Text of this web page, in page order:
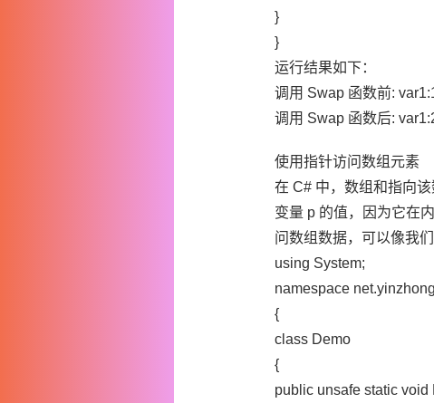
}
}
运行结果如下：
调用 Swap 函数前:
调用 Swap 函数后:
使用指针访问数组元素
在 C# 中，数组和指向
变量 p 的值，因为它在
问数组数据，可以像我
using System;
namespace net.yinzhong
{
class Demo
{
public unsafe static void